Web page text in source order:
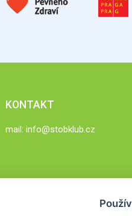
KONTAKT
mail: info@stobklub.cz